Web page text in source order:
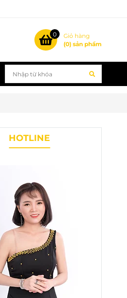
0
Giỏ hàng
(0) sản phẩm
HOTLINE